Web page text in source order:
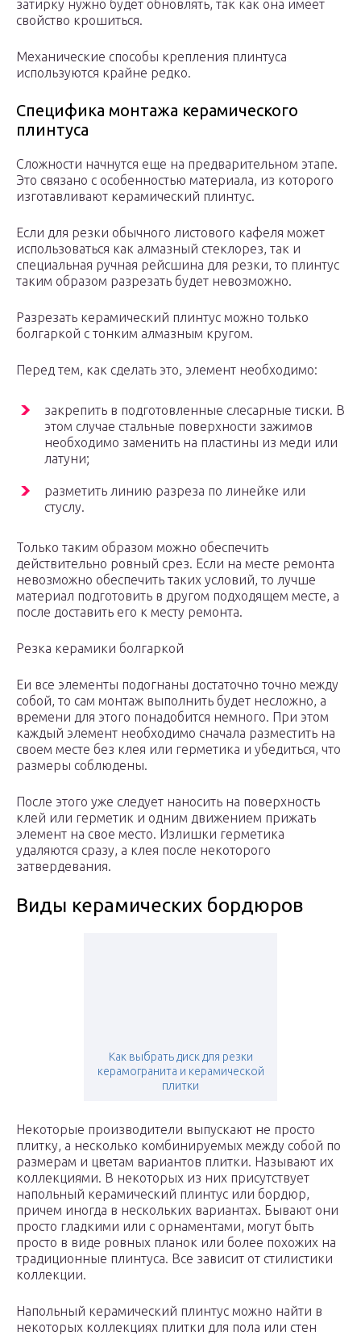
затирку нужно будет обновлять, так как она имеет
свойство крошиться.
Механические способы крепления плинтуса
используются крайне редко.
Специфика монтажа керамического
плинтуса
Сложности начнутся еще на предварительном этапе.
Это связано с особенностью материала, из которого
изготавливают керамический плинтус.
Если для резки обычного листового кафеля может
использоваться как алмазный стеклорез, так и
специальная ручная рейсшина для резки, то плинтус
таким образом разрезать будет невозможно.
Разрезать керамический плинтус можно только
болгаркой с тонким алмазным кругом.
Перед тем, как сделать это, элемент необходимо:
закрепить в подготовленные слесарные тиски. В
этом случае стальные поверхности зажимов
необходимо заменить на пластины из меди или
латуни;
разметить линию разреза по линейке или
стуслу.
Только таким образом можно обеспечить
действительно ровный срез. Если на месте ремонта
невозможно обеспечить таких условий, то лучше
материал подготовить в другом подходящем месте, а
после доставить его к месту ремонта.
Резка керамики болгаркой
Еи все элементы подогнаны достаточно точно между
собой, то сам монтаж выполнить будет несложно, а
времени для этого понадобится немного. При этом
каждый элемент необходимо сначала разместить на
своем месте без клея или герметика и убедиться, что
размеры соблюдены.
После этого уже следует наносить на поверхность
клей или герметик и одним движением прижать
элемент на свое место. Излишки герметика
удаляются сразу, а клея после некоторого
затвердевания.
Виды керамических бордюров
Как выбрать диск для резки
керамогранита и керамической
плитки
Некоторые производители выпускают не просто
плитку, а несколько комбинируемых между собой по
размерам и цветам вариантов плитки. Называют их
коллекциями. В некоторых из них присутствует
напольный керамический плинтус или бордюр,
причем иногда в нескольких вариантах. Бывают они
просто гладкими или с орнаментами, могут быть
просто в виде ровных планок или более похожих на
традиционные плинтуса. Все зависит от стилистики
коллекции.
Напольный керамический плинтус можно найти в
некоторых коллекциях плитки для пола или стен